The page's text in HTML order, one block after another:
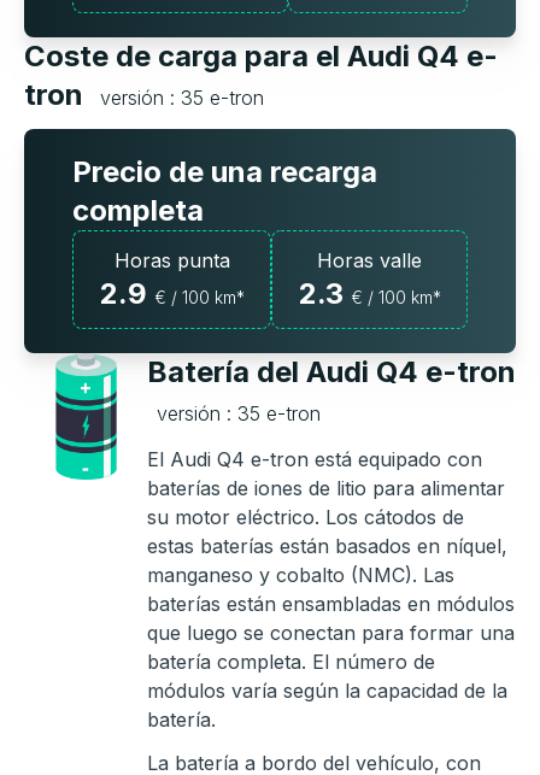
Coste de carga para el Audi Q4 e-
tron
versión : 35 e-tron
Precio de una recarga
completa
Horas punta
2.9 € / 100 km*
Horas valle
2.3 € / 100 km*
Batería del Audi Q4 e-tron
versión : 35 e-tron
El Audi Q4 e-tron está equipado con
baterías de iones de litio para alimentar
su motor eléctrico. Los cátodos de
estas baterías están basados en níquel,
manganeso y cobalto (NMC). Las
baterías están ensambladas en módulos
que luego se conectan para formar una
batería completa. El número de
módulos varía según la capacidad de la
batería.
La batería a bordo del vehículo, con